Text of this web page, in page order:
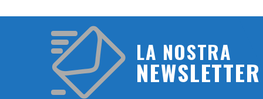
LA NOSTRA
NEWSLETTER